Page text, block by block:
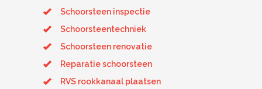
Schoorsteen inspectie
Schoorsteentechniek
Schoorsteen renovatie
Reparatie schoorsteen
RVS rookkanaal plaatsen